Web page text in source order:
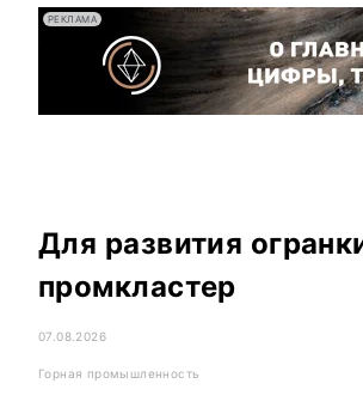
РЕКЛАМА
Для развития
промкластер
07.08.2026
Горная промышленность